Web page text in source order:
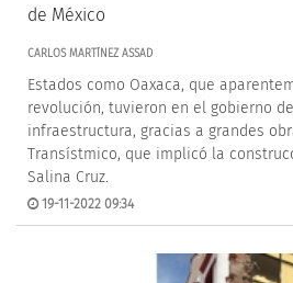
de México
CARLOS MARTÍNEZ ASSAD
Estados como Oaxaca, que
revolución, tuvieron en el gobierno
infraestructura, gracias a grandes
Transístmico, que implicó la
Salina Cruz.
19-11-2022 09:34